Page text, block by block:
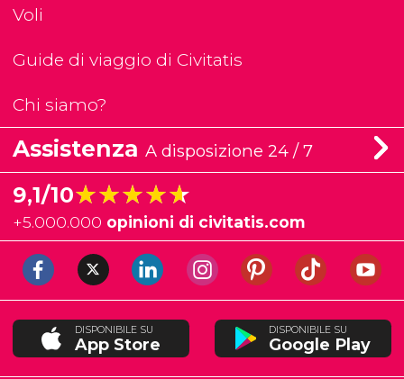
Voli
Guide di viaggio di Civitatis
Chi siamo?
Assistenza A disposizione 24 / 7
9,1/10★★★★★
★★★★★
+5.000.000 opinioni di civitatis.com
DISPONIBILE SU
App Store
DISPONIBILE SU
Google Play